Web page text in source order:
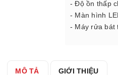
- Độ ồn thấp
- Màn hình
- Máy rửa bát
MÔ TẢ GIỚI THIỆU